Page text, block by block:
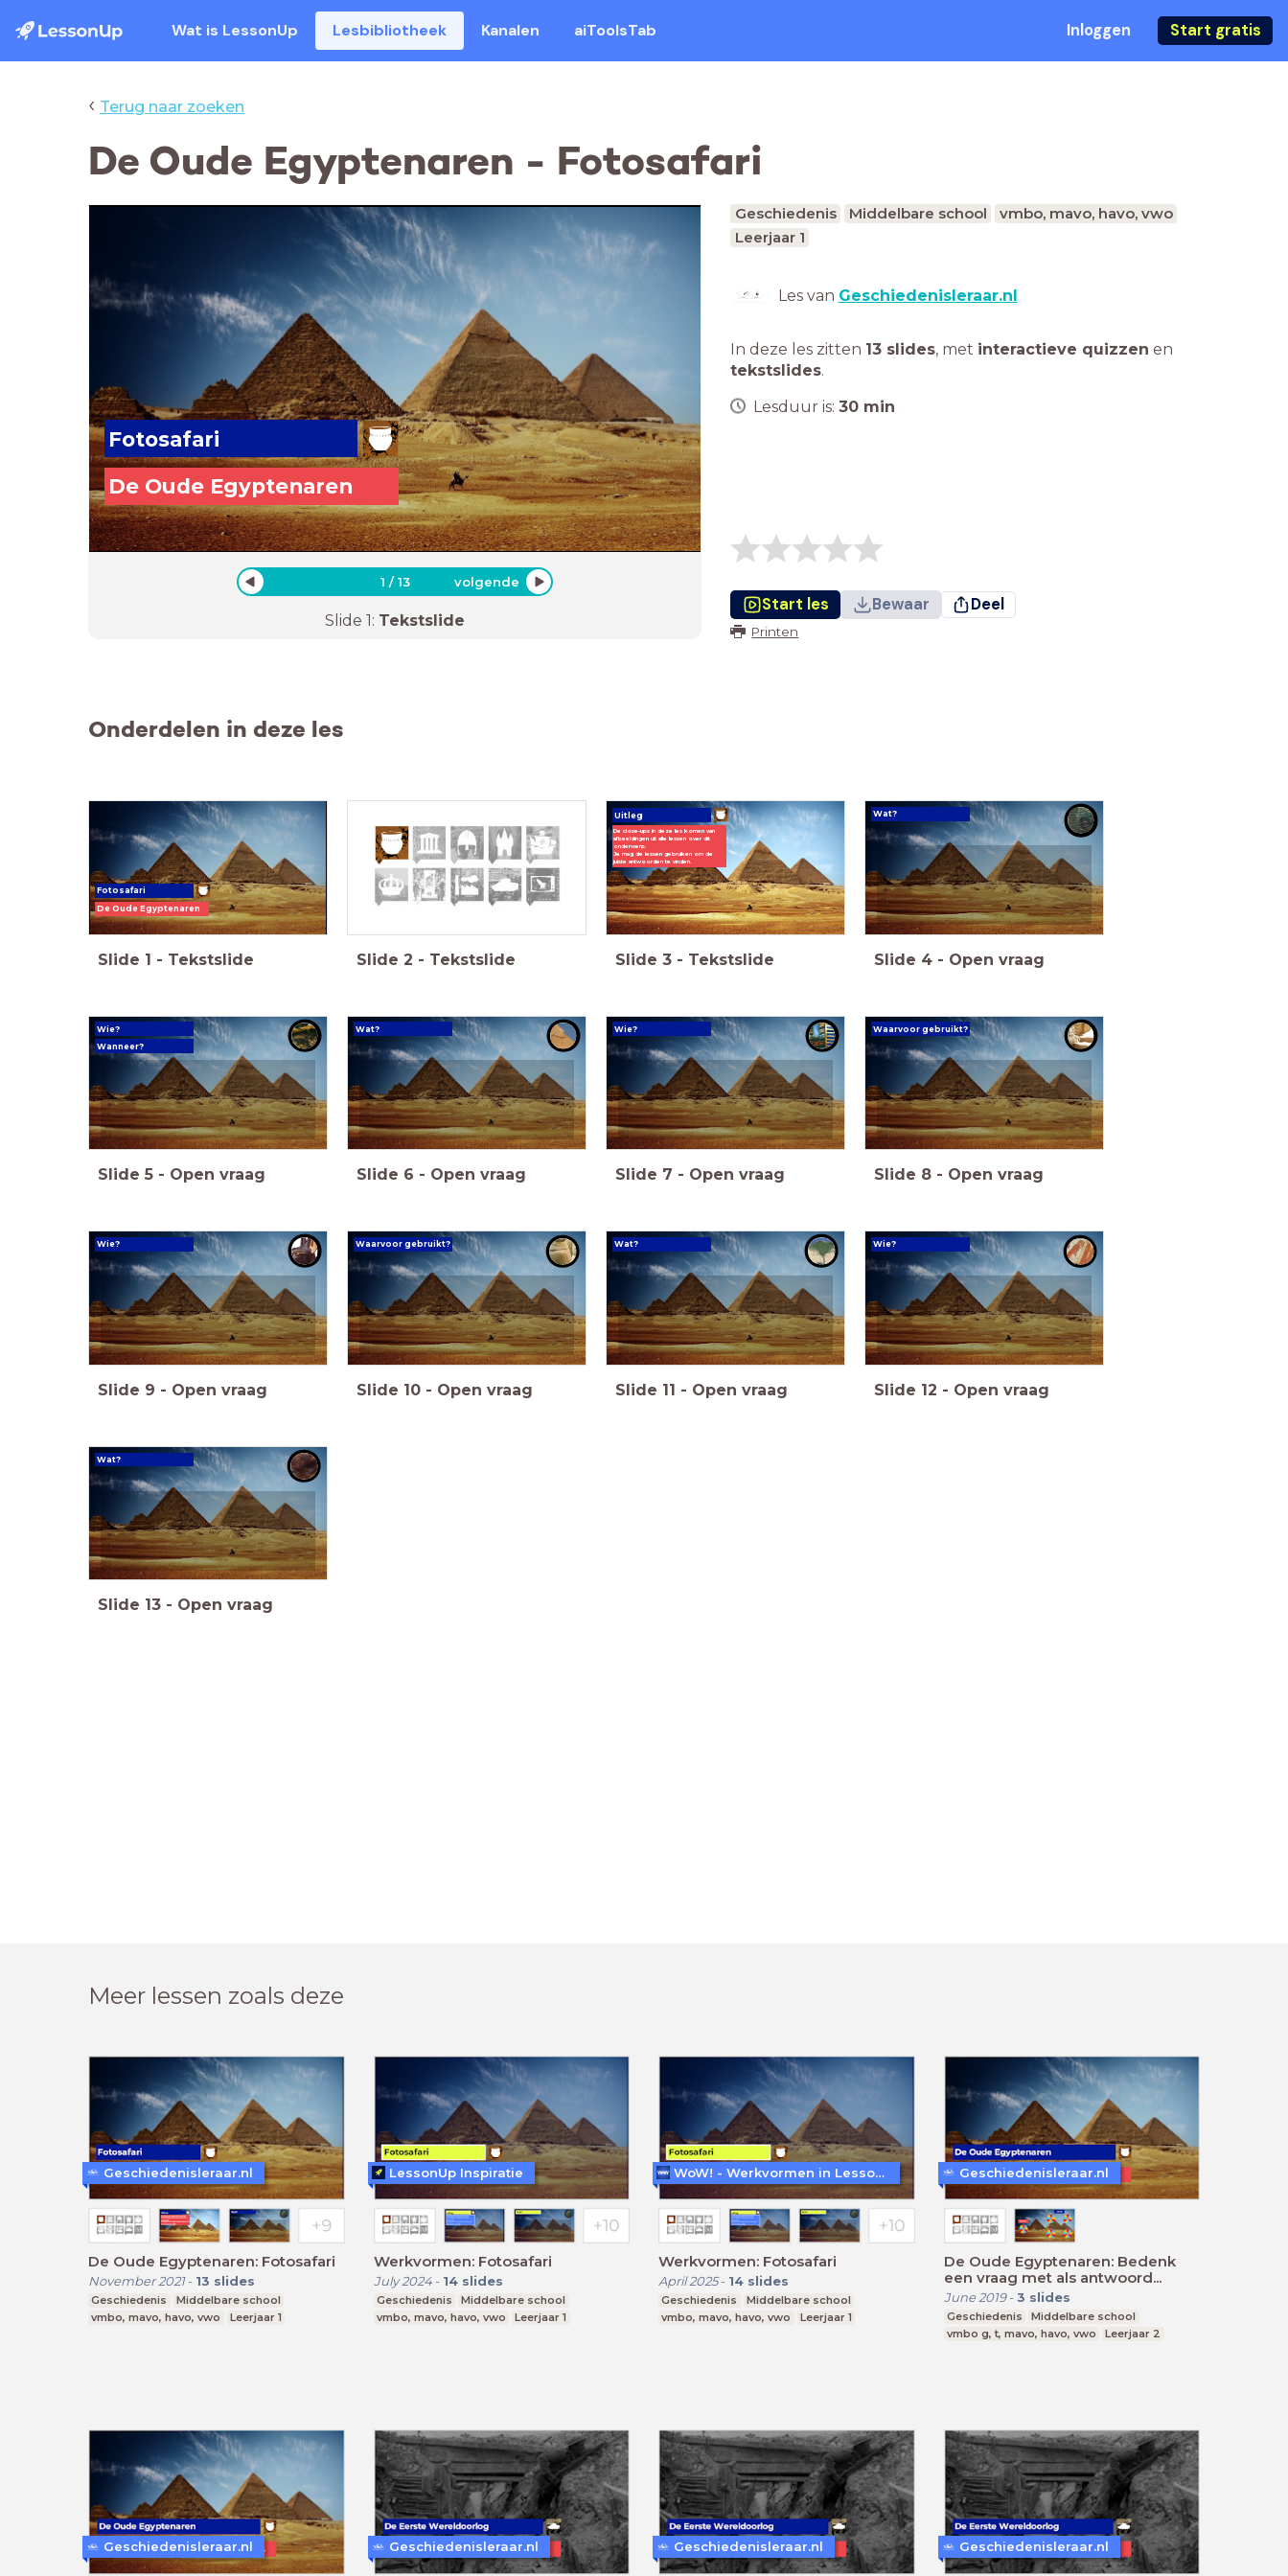
Wat is LessonUp Lesbibliotheek Kanalen aiToolsTab Inloggen Start gratis
‹ Terug naar zoeken
De Oude Egyptenaren - Fotosafari
Fotosafari
De Oude Egyptenaren
1 /13 volgende
Slide 1: Tekstslide
Geschiedenis Middelbare school
vmbo, mavo, havo, vwo
Leerjaar 1
Les van Geschiedenisleraar.nl
In deze les zitten 13 slides, met interactieve quizzen en
tekstslides.
Lesduur is: 30 min
Start les Bewaar Deel
Printen
Onderdelen in deze les
Fotosafari
De Oude Egyptenaren
Slide 1 - Tekstslide Slide 2 - Tekstslide
Uitleg
De close-ups in deze les komen van
afbeeldingen uit alle lessen over dit
onderwerp.
Je mag de lessen gebruiken om de
juiste antwoorden te vinden.
Slide 3 - Tekstslide
Wat?
Slide 4 - Open vraag
Wie?
Wanneer?
Slide 5 - Open vraag
Wat?
Slide 6 - Open vraag
Wie?
Slide 7 - Open vraag
Waarvoor gebruikt?
Slide 8 - Open vraag
Wie?
Slide 9 - Open vraag
Waarvoor gebruikt?
Slide 10 - Open vraag
Wat?
Slide 11 - Open vraag
Wie?
Slide 12 - Open vraag
Wat?
Slide 13 - Open vraag
Meer lessen zoals deze
De Oude Egyptenaren: Fotosafari
November 2021- 13 slides
Geschiedenis
Middelbare school
vmbo, mavo, havo, vwo
Leerjaar 1
Geschiedenisleraar.nl
Werkvormen: Fotosafari
July 2024- 14 slides
Geschiedenis
Middelbare school
vmbo, mavo, havo, vwo
Leerjaar 1
LessonUp Inspiratie
Werkvormen: Fotosafari
April 2025- 14 slides
Geschiedenis
Middelbare school
vmbo, mavo, havo, vwo
Leerjaar 1
WoW! - Werkvormen in LessonUp
De Oude Egyptenaren: Bedenk
een vraag met als antwoord...
June 2019- 3 slides
Geschiedenis
Middelbare school
vmbo g, t, mavo, havo, vwo
Leerjaar 2
Geschiedenisleraar.nl
Geschiedenisleraar.nl Geschiedenisleraar.nl Geschiedenisleraar.nl Geschiedenisleraar.nl